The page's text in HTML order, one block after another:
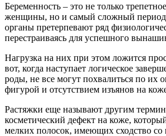
Беременность – это не только
женщины, но и самый сложный период
органы претерпевают ряд
перестраиваясь для успешного
Нагрузка на них при этом ложится
вот, когда наступает логическое
роды, не все могут похвалиться по их
фигурой и отсутствием изъянов на
Растяжки еще называют другим
косметический дефект на коже,
мелких полосок, имеющих сходство